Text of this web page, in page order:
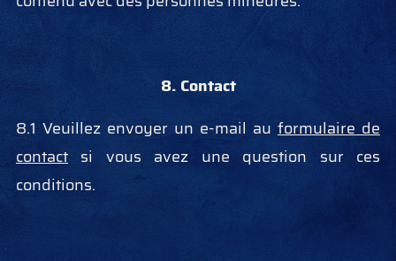
8. Contact
8.1 Veuillez envoyer un e-mail au formulaire de
contactsi vous avez une question sur ces
conditions.